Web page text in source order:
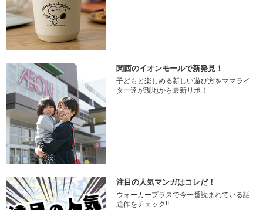
関西のイオンモールで新発見！
子どもと楽しめる新しい遊び方をママライ
ター達が現地から最新リポ！
注目の人気マンガはコレだ！
ウォーカープラスで今一番読まれている話
題作をチェック!!